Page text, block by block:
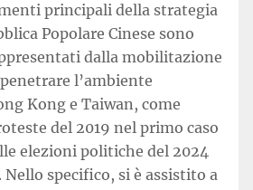
principali della strategia
Popolare Cinese sono
dalla mobilitazione
l’ambiente
Kong e Taiwan, come
del 2019 nel primo caso
elezioni politiche del 2024
Nello specifico, si è assistito a